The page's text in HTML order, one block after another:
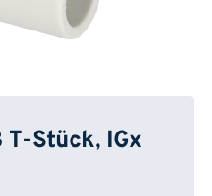
T-Stück, IGx